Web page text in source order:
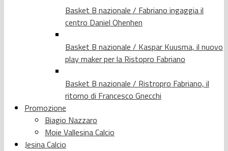
Basket B nazionale / Fabriano ingaggia il
centro Daniel Ohenhen
Basket B nazionale / Kaspar Kuusma, il nuovo
play maker per la Ristopro Fabriano
Basket B nazionale / Ristropro Fabriano, il
ritorno di Francesco Gnecchi
Promozione
Biagio Nazzaro
Moie Vallesina Calcio
Jesina Calcio